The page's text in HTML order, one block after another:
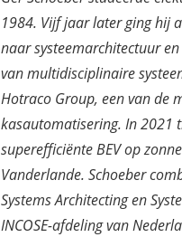
1984. Vijf jaar later ging hij
naar systeemarchitectuur
van multidisciplinaire
Hotraco Group, een van de
kasautomatisering. In 2021
superefficiënte BEV op
Vanderlande. Schoeber
SystemsArchitectingen
INCOSE-afdeling van